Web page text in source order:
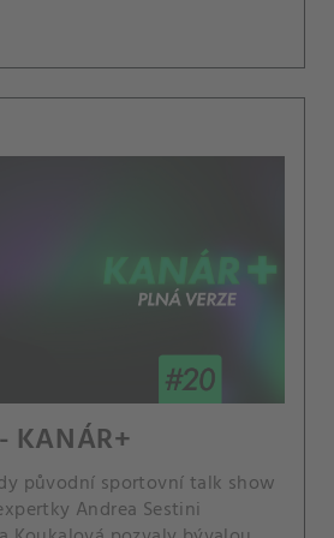
KANÁR+
původní sportovní talk show
Andrea Sestini